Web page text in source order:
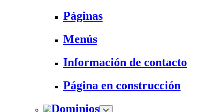
Páginas
Menús
Información de contacto
Página en construcción
Dominios